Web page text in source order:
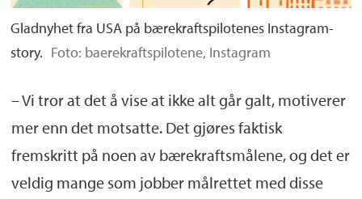
Gladnyhet fra USA på bærekraftspilotenes Instagram-
story. Foto: baerekraftspilotene, Instagram
– Vi tror at det å vise at ikke alt går galt, motiverer
mer enn det motsatte. Det gjøres faktisk
fremskritt på noen av bærekraftsmålene, og det er
veldig mange som jobber målrettet med disse